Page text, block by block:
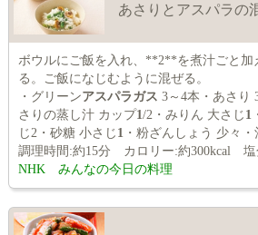
あさりとアスパラの
ボウルにご飯を入れ、**2**を煮汁ごと加
る。ご飯になじむように混ぜる。
・グリーンアスパラガス 3～4本・あさり
さりの蒸し汁 カップ1 /2・みりん 大さじ 1
じ2・砂糖 小さじ 1 ・粉ざんしょう 少々
調理時間:約15分 カロリー:約300kcal 塩
NHK みんなの今日の料理